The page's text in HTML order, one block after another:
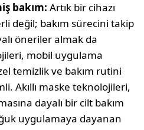
bakım:Artık bir cihazı
değil; bakım sürecini takip
öneriler almak da
mobil uygula­ma
temizlik ve bakım rutini
Akıllı maske teknolojileri,
da­yalı bir cilt bakım
uygulamaya dayanan